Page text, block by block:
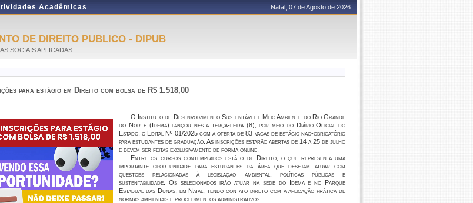
Acadêmicas Natal, 07 de Agosto de 2026
DE DIREITO PUBLICO - DIPUB
SOCIAIS APLICADAS
para estágio em Direito com bolsa de R$ 1.518,00
O Instituto de Desenvolvimento Sustentável e Meio Ambiente do Rio Grande
do Norte (Idema) lançou nesta terça-feira (8), por meio do Diário Oficial do
Estado, o Edital Nº 01/2025 com a oferta de 83 vagas de estágio não-obrigatório
para estudantes de graduação. As inscrições estarão abertas de 14 a 25 de julho
e devem ser feitas exclusivamente de forma online.
Entre os cursos contemplados está o de Direito, o que representa uma
importante oportunidade para estudantes da área que desejam atuar com
questões relacionadas à legislação ambiental, políticas públicas e
sustentabilidade. Os selecionados irão atuar na sede do Idema e no Parque
Estadual das Dunas, em Natal, tendo contato direto com a aplicação prática de
normas ambientais e procedimentos administrativos.